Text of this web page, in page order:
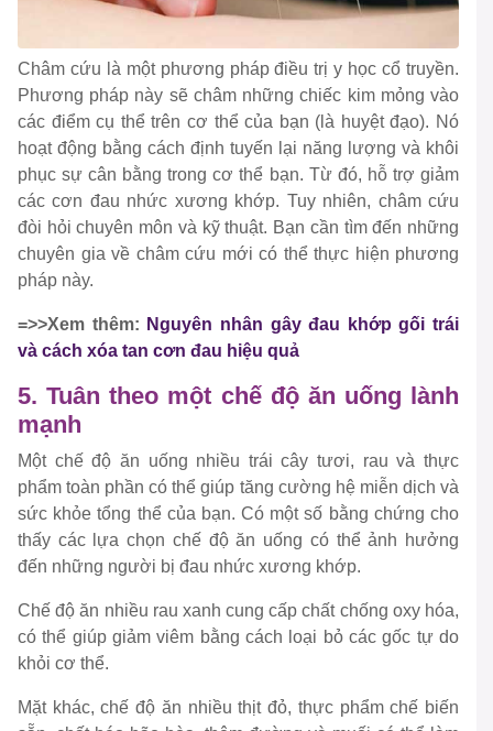
Châm cứu là một phương pháp điều trị y học cổ truyền.
Phương pháp này sẽ châm những chiếc kim mỏng vào
các điểm cụ thể trên cơ thể của bạn (là huyệt đạo). Nó
hoạt động bằng cách định tuyến lại năng lượng và khôi
phục sự cân bằng trong cơ thể bạn. Từ đó, hỗ trợ giảm
các cơn đau nhức xương khớp. Tuy nhiên, châm cứu
đòi hỏi chuyên môn và kỹ thuật. Bạn cần tìm đến những
chuyên gia về châm cứu mới có thể thực hiện phương
pháp này.
=>>Xem thêm: Nguyên nhân gây đau khớp gối trái
và cách xóa tan cơn đau hiệu quả
5. Tuân theo một chế độ ăn uống lành
mạnh
Một chế độ ăn uống nhiều trái cây tươi, rau và thực
phẩm toàn phần có thể giúp tăng cường hệ miễn dịch và
sức khỏe tổng thể của bạn. Có một số bằng chứng cho
thấy các lựa chọn chế độ ăn uống có thể ảnh hưởng
đến những người bị đau nhức xương khớp.
Chế độ ăn nhiều rau xanh cung cấp chất chống oxy hóa,
có thể giúp giảm viêm bằng cách loại bỏ các gốc tự do
khỏi cơ thể.
Mặt khác, chế độ ăn nhiều thịt đỏ, thực phẩm chế biến